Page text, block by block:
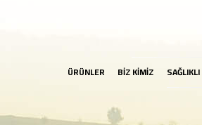
ÜRÜNLER BİZ KİMİZ